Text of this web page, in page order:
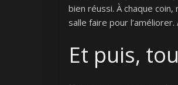
bien réussi. À chaque
salle faire pour
Et puis,